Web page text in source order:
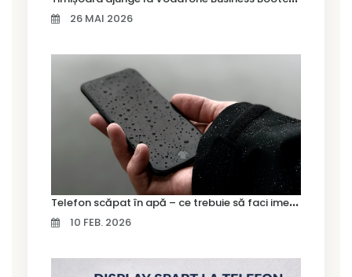
26 MAI 2026
T
elefon scăpat în apă – ce trebuie să faci imediat și ce greșeli să eviți
10 FEB. 2026